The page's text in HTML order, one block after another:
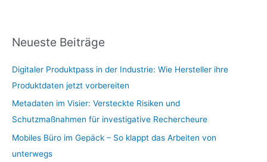
Neueste Beiträge
Digitaler Produktpass in der Industrie: Wie Hersteller ihre
Produktdaten jetzt vorbereiten
Metadaten im Visier: Versteckte Risiken und
Schutzmaßnahmen für investigative Rechercheure
Mobiles Büro im Gepäck – So klappt das Arbeiten von
unterwegs